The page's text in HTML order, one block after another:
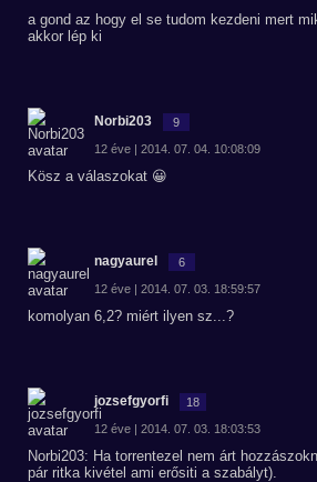
a gond az hogy el se tudom kezdeni mert
akkor lép ki
Norbi203 9
12 éve | 2014. 07. 04. 10:08:09
Kösz a válaszokat 😀
nagyaurel 6
12 éve | 2014. 07. 03. 18:59:57
komolyan 6,2? miért ilyen sz...?
jozsefgyorfi 18
12 éve | 2014. 07. 03. 18:03:53
Norbi203: Ha torrentezel nem árt
pár ritka kivétel ami erősiti a szabályt).